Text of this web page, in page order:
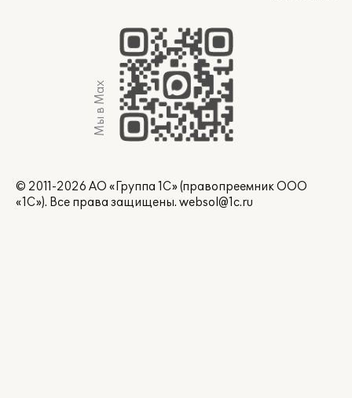
Мы в Max
© 2011-2026 АО «Группа 1С» (правопреемник ООО
«1С»). Все права защищены. websol@1c.ru